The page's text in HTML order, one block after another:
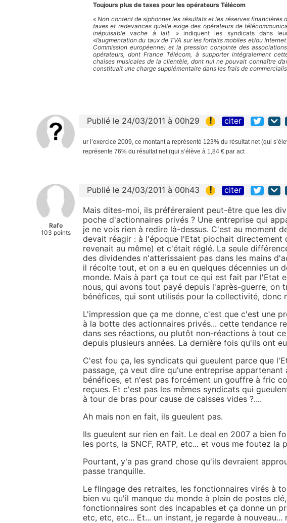
Toujours plus de taxes pour les opérateurs Télécom
« Non content de siphonner les résultats et les réserves financières
taxes et redevances qu’elle exige des opérateurs de
inépuisable vache à lait. »indiquent les syndicats dans
«l’augmentation du taux de TVA sur les forfaits mobiles et/ou
Commission européenne) et la pression conjointe des
opérateurs, dont France Télécom, à supporter intégralement
chaises musicales de la clientèle, dont nul ne pouvait connaître
constituait une charge supplémentaire dans les frais de
Publié le 24/03/2011 à 00h29 ! citer
ur l’exercice 2009, ce montant a représenté 123% du résultat net (qui
représente 76% du résultat net (qui s’élève à 1,84 € par act
Rafo
103 points
Publié le 24/03/2011 à 00h43 ! citer
Mais dites-moi, ils préféreraient peut-être que les
poche d'actionnaires privés ? Une entreprise qui
je ne vois rien à redire là-dessus. C'est au moment
devait réagir : à l'époque l'Etat piochait directement
revenait au même) et c'était réglé. La seule
des dividendes n'atterissaient pas dans les mains
il récolte tout, et on a eu en quelques décennies un
monde. Mais à part ça tout ce qui est fait par l'Etat
nous, qui avons tout payé depuis l'après-guerre, on
bénéfices, qui sont utilisés pour la collectivité, donc
L'impression que ça me donne, c'est que c'est une
à la botte des actionnaires privés... cette tendance
dans ses réactions, ou plutôt non-réactions à tout
depuis plusieurs années. La dernière fois qu'ils ont
C'est fou ça, les syndicats qui gueulent parce que
passage, ça veut dire qu'une entreprise
bénéfices, et n'est pas forcément un gouffre à fric
reçues. Et c'est pas les mêmes syndicats qui
à tour de bras pour cause de caisses vides ?....
Ah mais non en fait, ils gueulent pas.
Ils gueulent sur rien en fait. Le deal en 2007 a bien
les ports, la SNCF, RATP, etc... et vous me foutez la
Pourtant, y'a pas grand chose qu'ils devraient
passe tranquille.
Le flingage des retraites, les fonctionnaires virés à
bien vu qu'il manque du monde à plein de postes
fonctionnaires sont des incapables et ça donne un
etc, etc, etc... Et... un instant, je regarde à